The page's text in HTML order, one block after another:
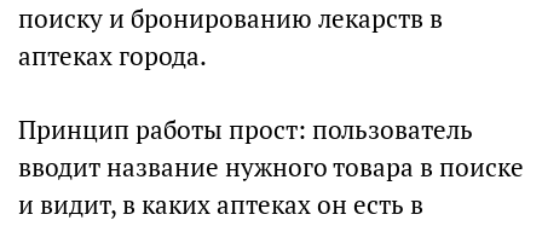
поиску и бронированию лекарств в
аптеках города.
Принцип работы прост: пользователь
вводит название нужного товара в поиске
и видит, в каких аптеках он есть в